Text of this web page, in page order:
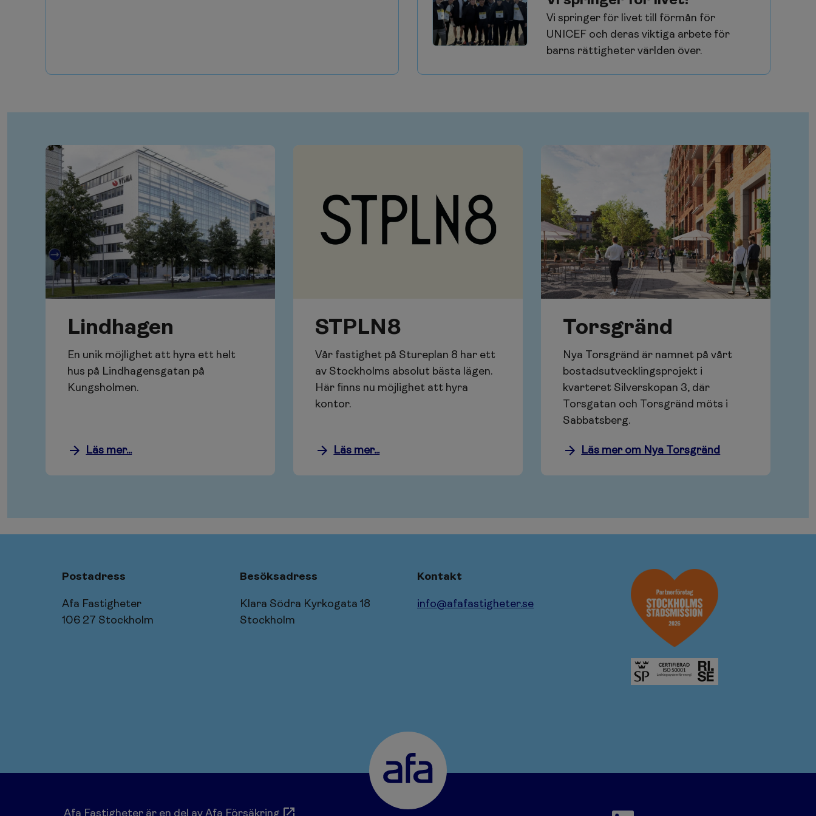
Vi springer för livet till förmån för
UNICEF och deras viktiga arbete för
barns rättigheter världen över.
Lindhagen
En unik möjlighet att hyra ett helt
hus på Lindhagensgatan på
Kungsholmen.
Läs mer...
STPLN8
Vår fastighet på Stureplan 8 har ett
av Stockholms absolut bästa lägen.
Här finns nu möjlighet att hyra
kontor.
Läs mer...
Torsgränd
Nya Torsgränd är namnet på vårt
bostadsutvecklingsprojekt i
kvarteret Silverskopan 3, där
Torsgatan och Torsgränd möts i
Sabbatsberg.
Läs mer om Nya Torsgränd
Postadress
Afa Fastigheter
106 27 Stockholm
Besöksadress
Klara Södra Kyrkogata 18
Stockholm
Kontakt
info@afafastigheter.se